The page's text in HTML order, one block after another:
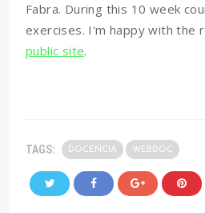
Fabra. During this 10 week
exercises. I'm happy with the
public site.
TAGS: DOCENCIA WEBDOC